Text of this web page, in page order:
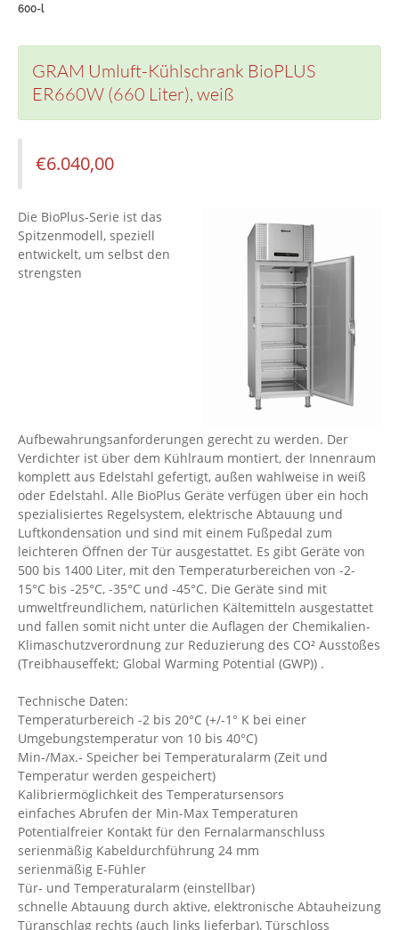
600-l
GRAM Umluft-Kühlschrank BioPLUS
ER660W (660 Liter), weiß
€6.040,00
Die BioPlus-Serie ist das
Spitzenmodell, speziell
entwickelt, um selbst den
strengsten
Aufbewahrungsanforderungen gerecht zu werden. Der
Verdichter ist über dem Kühlraum montiert, der Innenraum
komplett aus Edelstahl gefertigt, außen wahlweise in weiß
oder Edelstahl. Alle BioPlus Geräte verfügen über ein hoch
spezialisiertes Regelsystem, elektrische Abtauung und
Luftkondensation und sind mit einem Fußpedal zum
leichteren Öffnen der Tür ausgestattet. Es gibt Geräte von
500 bis 1400 Liter, mit den Temperaturbereichen von -2-
15°C bis -25°C, -35°C und -45°C. Die Geräte sind mit
umweltfreundlichem, natürlichen Kältemitteln ausgestattet
und fallen somit nicht unter die Auflagen der Chemikalien-
Klimaschutzverordnung zur Reduzierung des CO² Ausstoßes
(Treibhauseffekt; Global Warming Potential (GWP)) .
Technische Daten:
Temperaturbereich -2 bis 20°C (+/-1° K bei einer
Umgebungstemperatur von 10 bis 40°C)
Min-/Max.- Speicher bei Temperaturalarm (Zeit und
Temperatur werden gespeichert)
Kalibriermöglichkeit des Temperatursensors
einfaches Abrufen der Min-Max Temperaturen
Potentialfreier Kontakt für den Fernalarmanschluss
serienmäßig Kabeldurchführung 24 mm
serienmäßig E-Fühler
Tür- und Temperaturalarm (einstellbar)
schnelle Abtauung durch aktive, elektronische Abtauheizung
Türanschlag rechts (auch links lieferbar), Türschloss